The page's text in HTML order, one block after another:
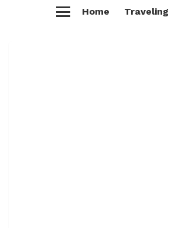
Home Traveling